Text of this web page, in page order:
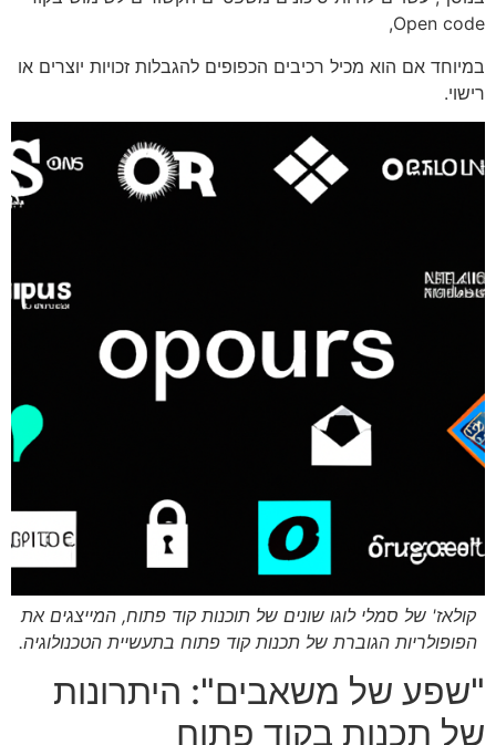
Open code,
במיוחד אם הוא מכיל רכיבים הכפופים להגבלות זכויות יוצרים או
רישוי.
קולאז' של סמלי לוגו שונים של תוכנות קוד פתוח, המייצגים את
הפופולריות הגוברת של תכנות קוד פתוח בתעשיית הטכנולוגיה.
"שפע של משאבים": היתרונות
של תכנות בקוד פתוח